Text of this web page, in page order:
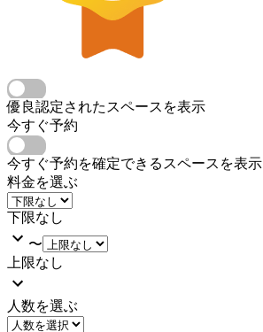
優良認定されたスペースを表示
今すぐ予約
今すぐ予約を確定できるスペースを表示
料金を選ぶ
下限なし
〜
上限なし
人数を選ぶ